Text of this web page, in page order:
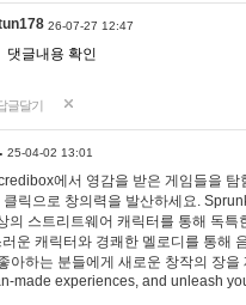
26-07-27 12:47
댓글내용 확인
글달기
25-04-02 13:01
에서 영감을 받은 게임들을
클릭으로 창의력을 발산하세요.
의 스트리트웨어 캐릭터를 통해 독
운 캐릭터와 경쾌한 멜로디를 통해
아하는 분들에게 새로운 창작의 장
made experiences, and unleash